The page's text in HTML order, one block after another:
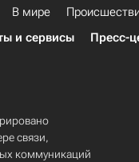
В мире
и сервисы Пресс-
связи,
коммуникаций